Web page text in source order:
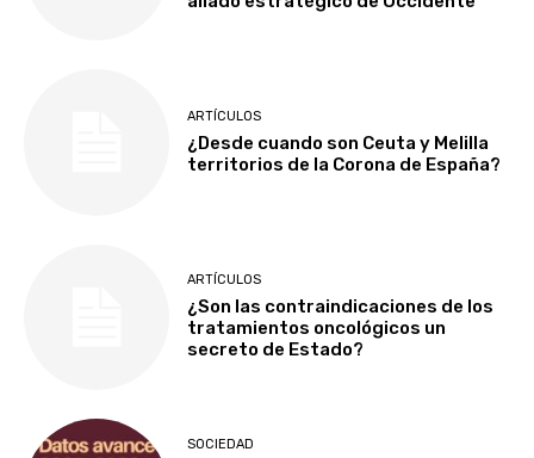
ARTÍCULOS
¿Desde cuando son Ceuta y Melilla
territorios de la Corona de España?
ARTÍCULOS
¿Son las contraindicaciones de los
tratamientos oncológicos un
secreto de Estado?
SOCIEDAD